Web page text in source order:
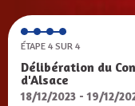
ÉTAPE 4 SUR 4
Délibération du
d'Alsace
18/12/2023 - 19/12/